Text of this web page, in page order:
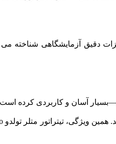
دقیق آزمایشگاهی